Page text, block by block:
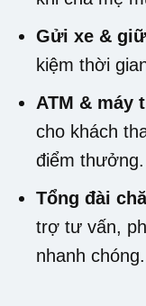
Gửi xe &
kiệm thời
ATM & máy
cho khách
điểm thưởng.
Tổng đài
trợ tư vấn,
nhanh chóng.